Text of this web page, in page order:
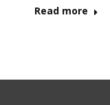
Read more